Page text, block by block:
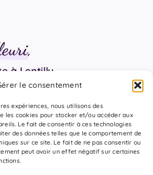
le consentement
expériences, nous utilisons des
les cookies pour stocker et/ou accéder aux
Le fait de consentir à ces technologies
des données telles que le comportement de
sur ce site. Le fait de ne pas consentir ou
peut avoir un effet négatif sur certaines
,
à Lentilly
06 18 17 18 94